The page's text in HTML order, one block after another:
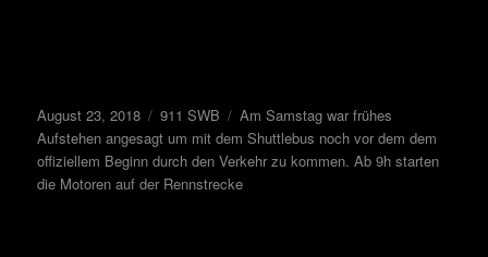
August 23, 2018 911 SWB
Am Samstag war frühes
Aufstehen angesagt um mit dem Shuttlebus noch vor dem dem
offiziellem Beginn durch den Verkehr zu kommen. Ab 9h starten
die Motoren auf der Rennstrecke